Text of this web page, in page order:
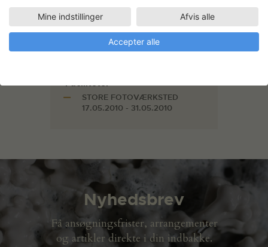
Arbejdsområde
Fotokunst
,
Lydkunst
Teknik
Faciliteter
STORE FOTOVÆRKSTED
17.05.2010 - 31.05.2010
Nyhedsbrev
Få ansøgningsfrister, arrangementer
og artikler direkte i din indbakke.
Mine indstillinger Afvis alle
Accepter alle